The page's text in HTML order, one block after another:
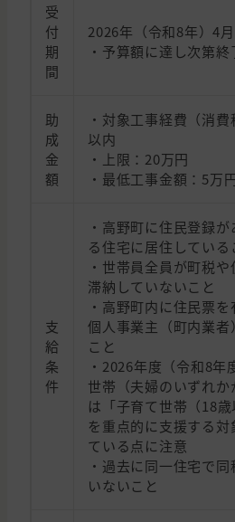
受
付
期
間
2026年（令和8年）4
・予算額に達し次第終
助
成
金
額
・対象工事経費（消
以内
・上限：20万円
・最低工事金額：5万
支
給
条
件
・高野町に住民登録
る住宅に居住している
・世帯員全員が町税
滞納していないこと
・高野町内に住民票
個人事業主（町内業
こと
・2026年度（令和8年
世帯（夫婦のいずれ
は「子育て世帯（18歳
を重点的に支援する対
ている点に注意
・過去に同一住宅で
いないこと